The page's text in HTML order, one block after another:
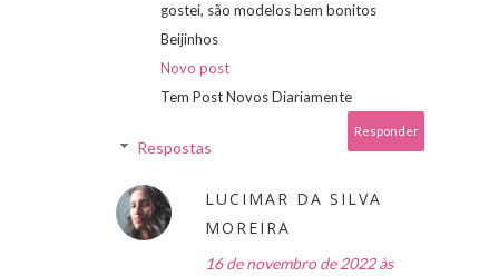
gostei, são modelos bem bonitos
Beijinhos
Novo post
Tem Post Novos Diariamente
Responder
Respostas
LUCIMAR DA SILVA
MOREIRA
16 de novembro de 2022 às